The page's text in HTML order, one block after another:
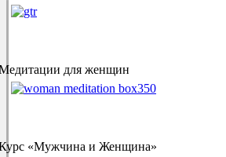
для женщин
«Мужчина и Женщина»